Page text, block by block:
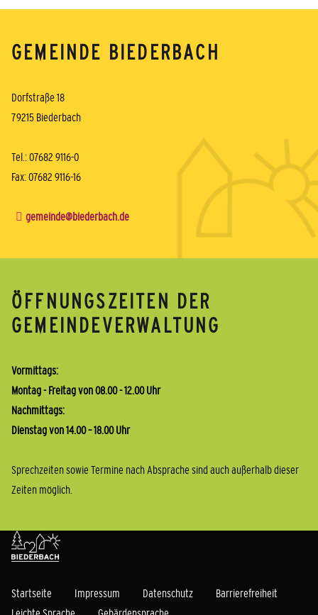
GEMEINDE BIEDERBACH
Dorfstraße 18
79215 Biederbach
Tel.: 07682 9116-0
Fax: 07682 9116-16
gemeinde@biederbach.de
ÖFFNUNGSZEITEN DER
GEMEINDEVERWALTUNG
Vormittags:
Montag - Freitag von 08.00 - 12.00 Uhr
Nachmittags:
Dienstag von 14.00 – 18.00 Uhr
Sprechzeiten sowie Termine nach Absprache sind auch außerhalb dieser
Zeiten möglich.
Startseite Impressum Datenschutz
Barrierefreiheit